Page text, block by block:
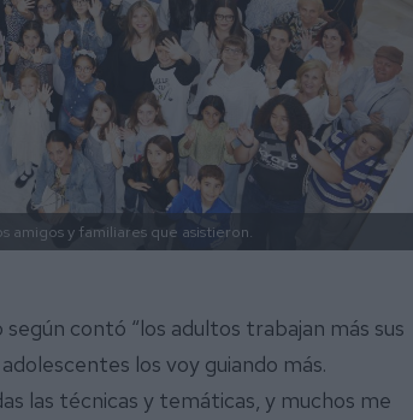
amigos y familiares que asistieron.
contó “los adultos trabajan más sus
los voy guiando más.
las técnicas y temáticas, y muchos me